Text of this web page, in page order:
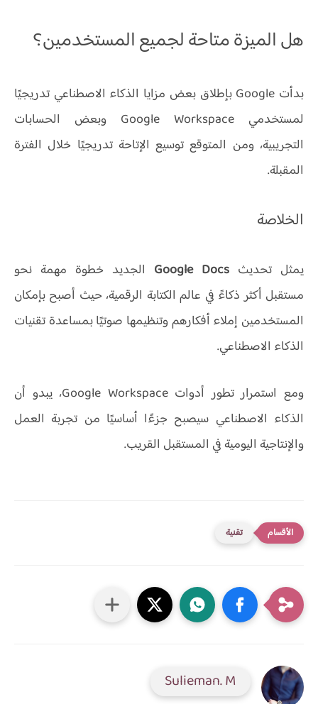
هل الميزة متاحة لجميع المستخدمين؟
بدأت Google بإطلاق بعض مزايا الذكاء الاصطناعي تدريجيًا
لمستخدمي Google Workspace وبعض الحسابات
التجريبية، ومن المتوقع توسيع الإتاحة تدريجيًا خلال الفترة
المقبلة.
الخلاصة
يمثل تحديث Google Docs الجديد خطوة مهمة نحو
مستقبل أكثر ذكاءً في عالم الكتابة الرقمية، حيث أصبح بإمكان
المستخدمين إملاء أفكارهم وتنظيمها صوتيًا بمساعدة تقنيات
الذكاء الاصطناعي.
ومع استمرار تطور أدوات Google Workspace، يبدو أن
الذكاء الاصطناعي سيصبح جزءًا أساسيًا من تجربة العمل
والإنتاجية اليومية في المستقبل القريب.
تقنية
Sulieman. M